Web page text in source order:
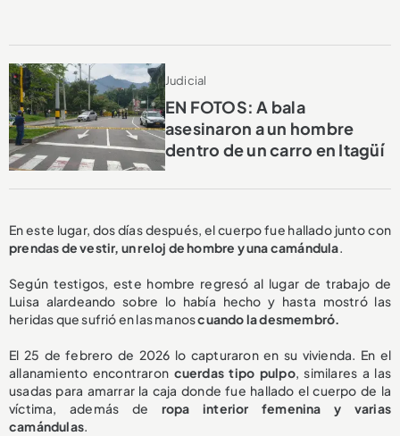
Judicial
EN FOTOS: A bala
asesinaron a un hombre
dentro de un carro en Itagüí
En este lugar, dos días después, el cuerpo fue hallado junto con
prendas de vestir, un reloj de hombre y una camándula.
Según testigos, este hombre regresó al lugar de trabajo de
Luisa alardeando sobre lo había hecho y hasta mostró las
heridas que sufrió en las manoscuando la desmembró.
El 25 de febrero de 2026 lo capturaron en su vivienda. En el
allanamiento encontraron cuerdas tipo pulpo, similares a las
usadas para amarrar la caja donde fue hallado el cuerpo de la
víctima, además de ropa interior femenina y varias
camándulas.